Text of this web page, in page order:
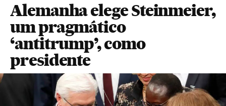
Alemanha elege Steinmeier,
um pragmático
‘antitrump’, como
presidente